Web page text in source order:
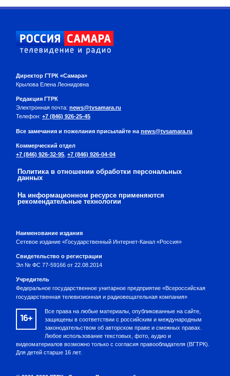
Директор ГТРК «Самара»
Крылова Елена Леонидовна
Редакция ГТРК
Электронная почта: news@tvsamara.ru
Телефон: +7 (846) 926-25-45
Все замечания и пожелания присылайте на news@tvsamara.ru
Коммерческий отдел
+7 (846) 926-32-95 +7 (846) 926-04-04
Политика в отношении обработки персональных
данных
На информационном ресурсе применяются
рекомендательные технологии
Наименование издания
Сетевое издание «Государственный Интернет-Канал «Россия»
Свидетельство о регистрации
Эл № ФС 77-59166 от 22.08.2014
Учредитель
Федеральное государственное унитарное предприятие «Всероссийская
государственная телевизионная и радиовещательная компания»
16+
Все права на любые материалы, опубликованные на сайте,
защищены в соответствии с российским и международным
законодательством об авторском праве и смежных правах.
Любое использование текстовых, фото, аудио и
видеоматериалов возможно только с согласия правообладателя (ВГТРК).
Для детей старше 16 лет.